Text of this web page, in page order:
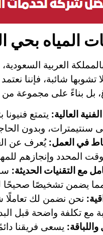
بحي
العربية السعودية،
تشوبها شائبة، فإننا
بل بناءً على مجموعة من
العالية: يتمتع
سنتيمترات، وبدون
في العمل: يُعرف عن
المحدد وإنجازهم
مع التقنيات الحديثة:
مما يضمن تشخيصًا صحيحًا
نحن نضمن لك تعاملًا
مع تكلفة واضحة قبل
يسعى فريقنا